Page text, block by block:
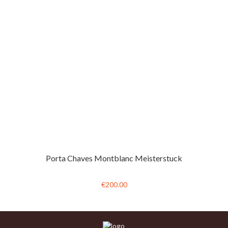
Porta Chaves Montblanc Meisterstuck
€200.00